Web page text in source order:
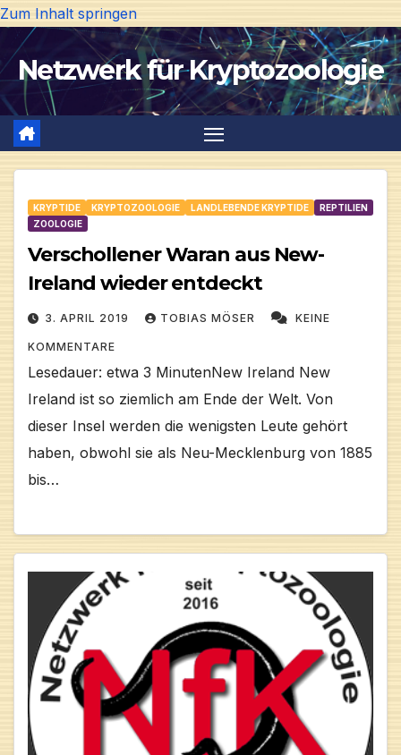
Zum Inhalt springen
Netzwerk für Kryptozoologie
KRYPTIDE KRYPTOZOOLOGIE LANDLEBENDE KRYPTIDE
REPTILIEN
ZOOLOGIE
Verschollener Waran aus New-
Ireland wieder entdeckt
3. APRIL 2019 TOBIAS MÖSER KEINE
KOMMENTARE
Lesedauer: etwa 3 MinutenNew Ireland New
Ireland ist so ziemlich am Ende der Welt. Von
dieser Insel werden die wenigsten Leute gehört
haben, obwohl sie als Neu-Mecklenburg von 1885
bis…